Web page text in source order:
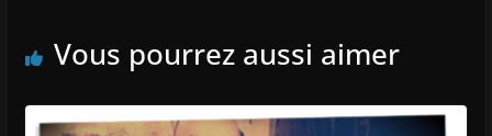
Vous pourrez aussi aimer